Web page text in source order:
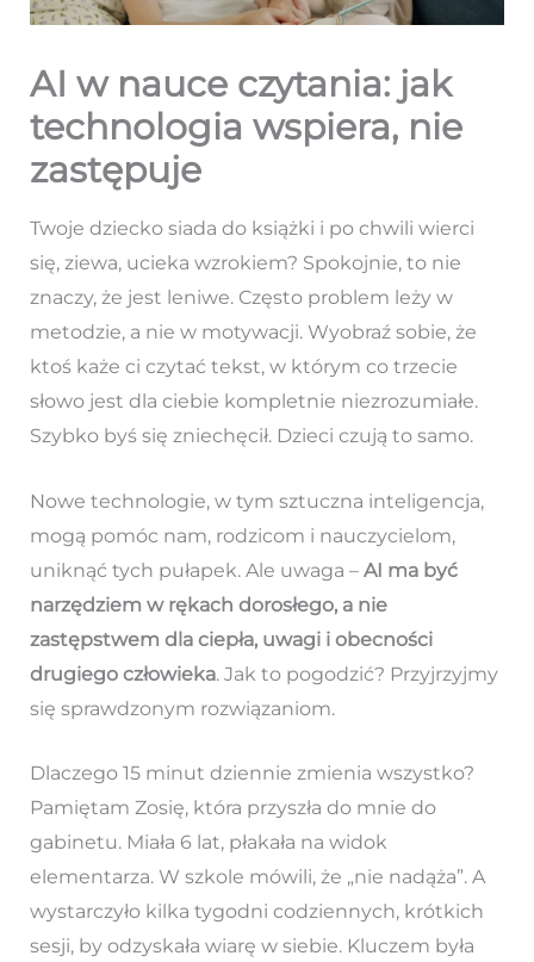
AI w nauce czytania: jak
technologia wspiera, nie
zastępuje
Twoje dziecko siada do książki i po chwili wierci
się, ziewa, ucieka wzrokiem? Spokojnie, to nie
znaczy, że jest leniwe. Często problem leży w
metodzie, a nie w motywacji. Wyobraź sobie, że
ktoś każe ci czytać tekst, w którym co trzecie
słowo jest dla ciebie kompletnie niezrozumiałe.
Szybko byś się zniechęcił. Dzieci czują to samo.
Nowe technologie, w tym sztuczna inteligencja,
mogą pomóc nam, rodzicom i nauczycielom,
uniknąć tych pułapek. Ale uwaga – AI ma być
narzędziem w rękach dorosłego, a nie
zastępstwem dla ciepła, uwagi i obecności
drugiego człowieka. Jak to pogodzić? Przyjrzyjmy
się sprawdzonym rozwiązaniom.
Dlaczego 15 minut dziennie zmienia wszystko?
Pamiętam Zosię, która przyszła do mnie do
gabinetu. Miała 6 lat, płakała na widok
elementarza. W szkole mówili, że „nie nadąża”. A
wystarczyło kilka tygodni codziennych, krótkich
sesji, by odzyskała wiarę w siebie. Kluczem była